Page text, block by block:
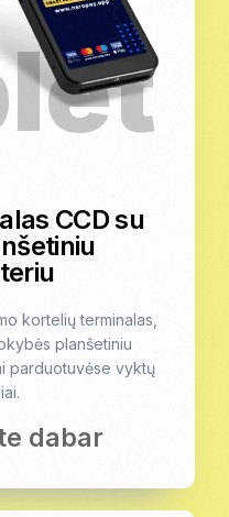
CCD su
kortelių terminalas,
planšetiniu
parduotuvėse vyktų
dabar